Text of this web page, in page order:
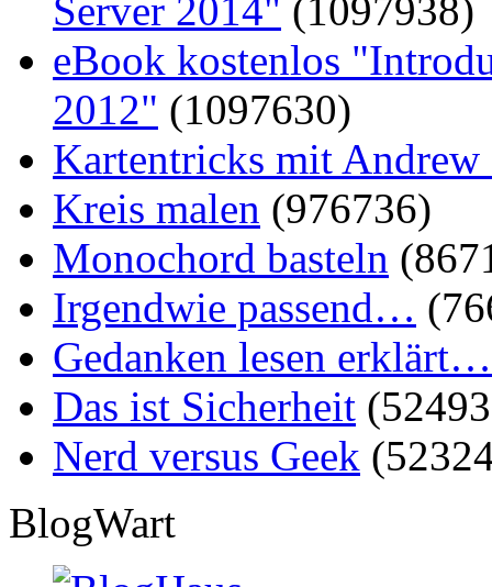
Server 2014" (1097938)
eBook kostenlos
2012" (1097630)
Kartentricks mit
Kreis malen (976736)
Monochord basteln
Irgendwie passend…
Gedanken lesen erklärt…
Das ist Sicherheit
Nerd versus Geek
BlogWart